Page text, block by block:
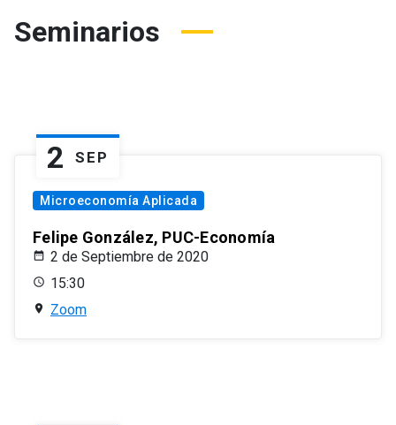
Seminarios
2 SEP
Microeconomía Aplicada
Felipe González, PUC-Economía
2 de Septiembre de 2020
15:30
Zoom